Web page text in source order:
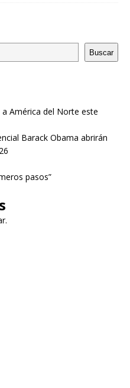
Buscar
América del Norte este
Barack Obama abrirán
pasos”